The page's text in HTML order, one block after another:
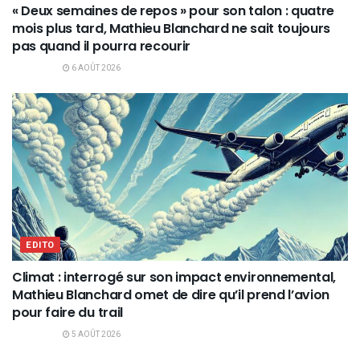
« Deux semaines de repos » pour son talon : quatre
mois plus tard, Mathieu Blanchard ne sait toujours
pas quand il pourra recourir
6 AOÛT 2026
EDITO
Climat : interrogé sur son impact environnemental,
Mathieu Blanchard omet de dire qu’il prend l’avion
pour faire du trail
5 AOÛT 2026